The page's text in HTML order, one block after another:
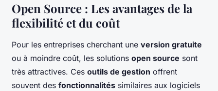
Open Source : Les avantages de la
flexibilité et du coût
Pour les entreprises cherchant une version gratuite
ou à moindre coût, les solutions open source sont
très attractives. Ces outils de gestion offrent
souvent des fonctionnalités similaires aux logiciels